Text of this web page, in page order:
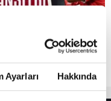
Ayarları Hakkında